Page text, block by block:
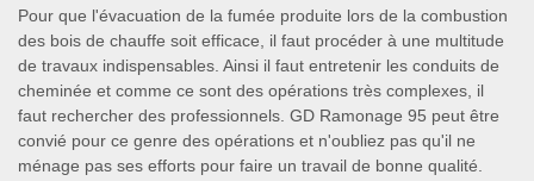
Pour que l'évacuation de la fumée produite lors de la combustion
des bois de chauffe soit efficace, il faut procéder à une multitude
de travaux indispensables. Ainsi il faut entretenir les conduits de
cheminée et comme ce sont des opérations très complexes, il
faut rechercher des professionnels. GD Ramonage 95 peut être
convié pour ce genre des opérations et n'oubliez pas qu'il ne
ménage pas ses efforts pour faire un travail de bonne qualité.